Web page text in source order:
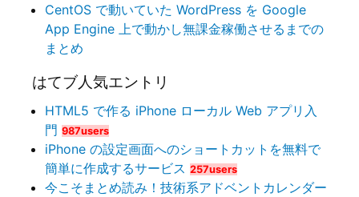
CentOS で動いていた WordPress を Google
App Engine 上で動かし無課金稼働させるまでの
まとめ
はてブ人気エントリ
HTML5 で作る iPhone ローカル Web アプリ入
門 987users
iPhone の設定画面へのショートカットを無料で
簡単に作成するサービス 257users
今こそまとめ読み！技術系アドベントカレンダー